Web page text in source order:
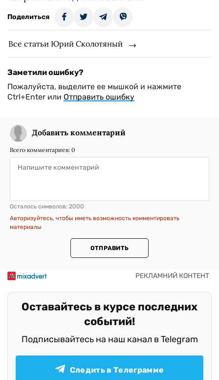
Поделиться
Все статьи Юрий Сколотяный
Заметили ошибку?
Пожалуйста, выделите ее мышкой и нажмите
Ctrl+Enter или Отправить ошибку
Добавить комментарий
Всего комментариев: 0
Осталось символов: 2000
Авторизуйтесь, чтобы иметь возможность комментировать
материалы
ОТПРАВИТЬ
Оставайтесь в курсе последних
событий!
Подписывайтесь на наш канал в Telegram
Следить в Телеграмме